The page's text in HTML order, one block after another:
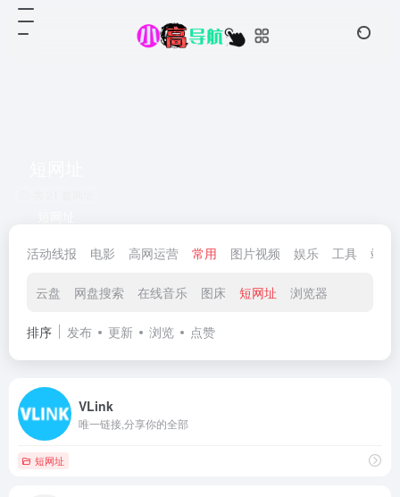
活动线报 电影 高网运营 常用 图片视频 娱乐 工具 站长
云盘 网盘搜索 在线音乐 图床 短网址 浏览器
排序 发布 更新 浏览 点赞
VLink
唯一链接,分享你的全部
短网址